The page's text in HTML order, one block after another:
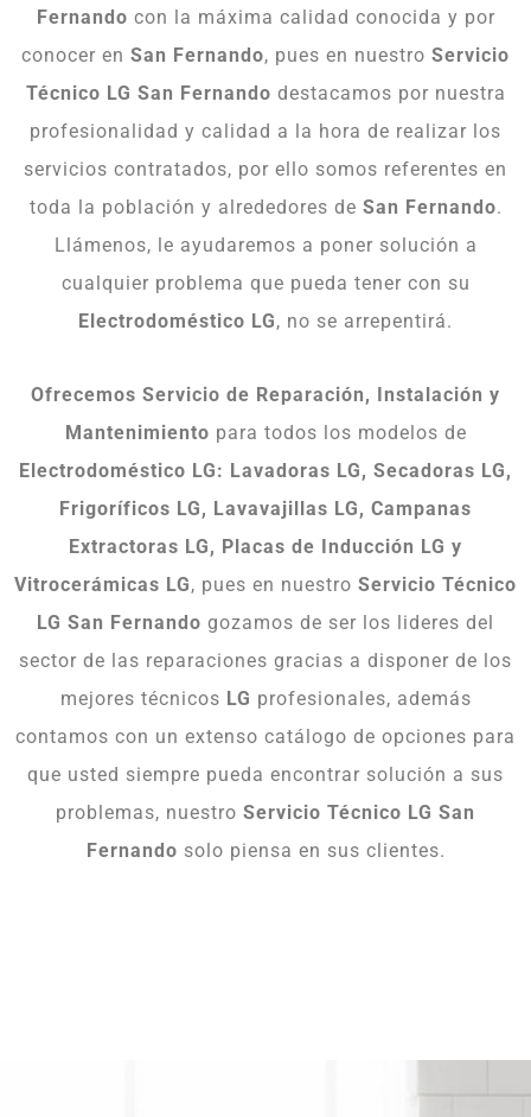
Fernando con la máxima calidad conocida y por
conocer en San Fernando, pues en nuestro Servicio
Técnico LG San Fernando destacamos por nuestra
profesionalidad y calidad a la hora de realizar los
servicios contratados, por ello somos referentes en
toda la población y alrededores de San Fernando.
Llámenos, le ayudaremos a poner solución a
cualquier problema que pueda tener con su
Electrodoméstico LG, no se arrepentirá.
Ofrecemos Servicio de Reparación, Instalación y
Mantenimiento para todos los modelos de
Electrodoméstico LG: Lavadoras LG, Secadoras LG,
Frigoríficos LG, Lavavajillas LG, Campanas
Extractoras LG, Placas de Inducción LG y
Vitrocerámicas LG, pues en nuestro Servicio Técnico
LG San Fernando gozamos de ser los lideres del
sector de las reparaciones gracias a disponer de los
mejores técnicos LG profesionales, además
contamos con un extenso catálogo de opciones para
que usted siempre pueda encontrar solución a sus
problemas, nuestro Servicio Técnico LG San
Fernando solo piensa en sus clientes.